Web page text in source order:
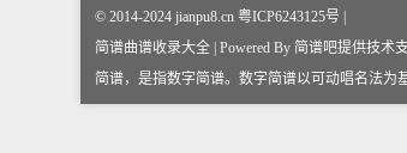
© 2014-2024 jianpu8.cn 粤ICP6243125号 |
简谱曲谱收录大全 | Powered By 简谱吧提供技术
简谱，是指数字简谱。数字简谱以可动唱名法为